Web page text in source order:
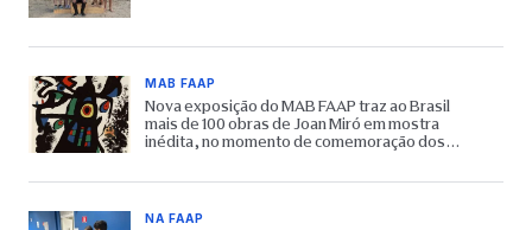
MAB FAAP
Nova exposição do MAB FAAP traz ao Brasil
mais de 100 obras de Joan Miró em mostra
inédita, no momento de comemoração dos
NA FAAP